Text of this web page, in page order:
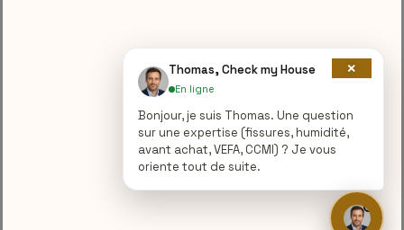
×
Thomas, Check my House
En ligne
Bonjour, je suis Thomas. Une question
sur une expertise (fissures, humidité,
avant achat, VEFA, CCMI) ? Je vous
oriente tout de suite.